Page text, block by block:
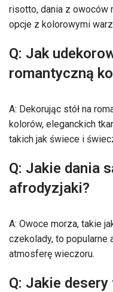
risotto, dania z owoców
opcje z kolorowymi
Q: Jak
romantyczną
A: Dekorując stół na
kolorów, eleganckich
takich jak świece i
Q: Jakie dania
afrodyzjaki?
A: Owoce morza, takie
czekolady, to popularne
atmosferę wieczoru.
Q: Jakie